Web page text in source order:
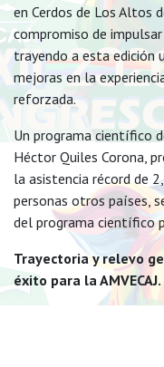
en Cerdos de Los Altos
compromiso de
trayendo a esta edición
mejoras en la
reforzada.
Un programa científico
Héctor Quiles Corona,
la asistencia récord de
personas otros países,
del programa científico
Trayectoria y relevo
éxito para la AMVECAJ.